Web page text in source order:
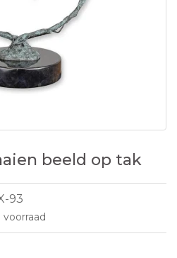
beeld op tak
93
voorraad